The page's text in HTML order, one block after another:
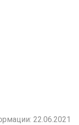
22.06.2021